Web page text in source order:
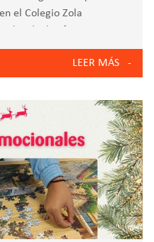
el Colegio Zola
los contenidos del
alumnado. Con esta
LEER MÁS